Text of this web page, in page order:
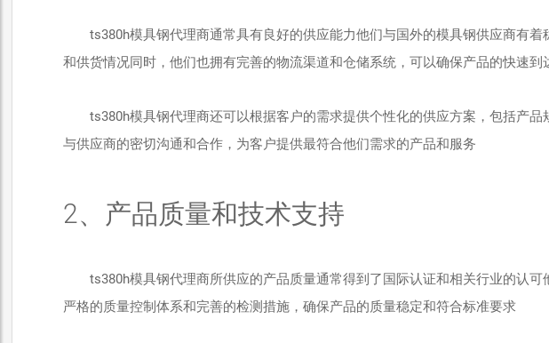
ts380h模具钢代理商通常具有良好的供应能力他们与国外的模具钢供应商有
和供货情况同时，他们也拥有完善的物流渠道和仓储系统，可以确保产品的快速到
ts380h模具钢代理商还可以根据客户的需求提供个性化的供应方案，包括产
与供应商的密切沟通和合作，为客户提供最符合他们需求的产品和服务
2、产品质量和技术支持
ts380h模具钢代理商所供应的产品质量通常得到了国际认证和相关行业的认
严格的质量控制体系和完善的检测措施，确保产品的质量稳定和符合标准要求